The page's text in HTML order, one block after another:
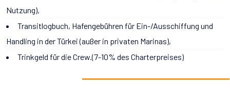
Nutzung),
Transitlogbuch, Hafengebühren für Ein-/Ausschiffung und
Handling in der Türkei (außer in privaten Marinas),
Trinkgeld für die Crew.(7-10% des Charterpreises)